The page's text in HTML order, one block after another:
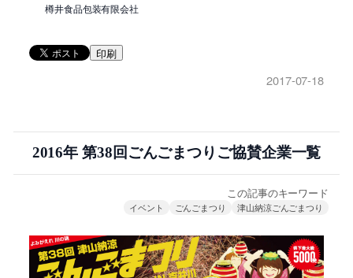
樽井食品包装有限会社
印刷
2017-07-18
2016年 第38回ごんごまつりご協賛企業一覧
この記事のキーワード
イベント ごんごまつり 津山納涼ごんごまつり